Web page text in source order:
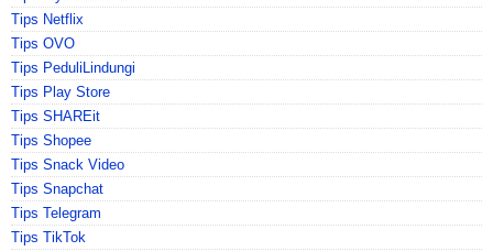
Tips Netflix
Tips OVO
Tips PeduliLindungi
Tips Play Store
Tips SHAREit
Tips Shopee
Tips Snack Video
Tips Snapchat
Tips Telegram
Tips TikTok